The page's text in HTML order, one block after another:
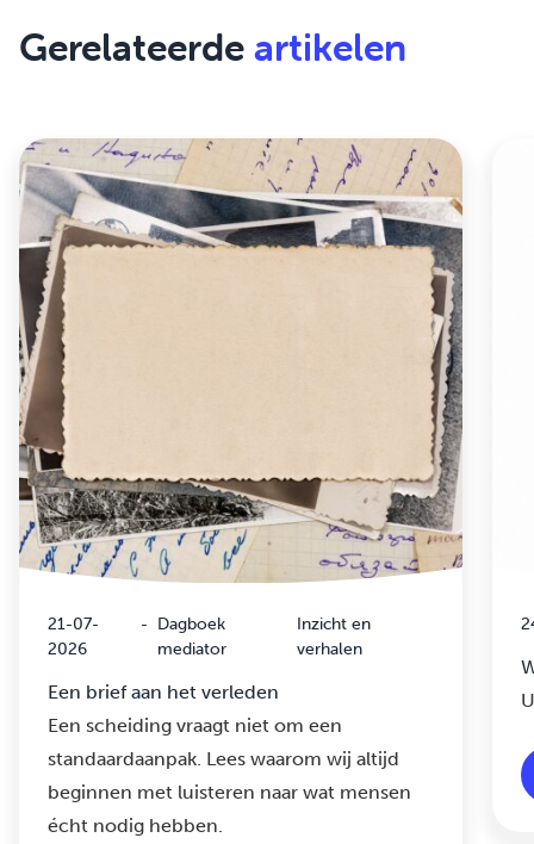
Gerelateerde artikelen
21-07-
2026
- Dagboek
mediator
Inzicht en
verhalen
Een brief aan het verleden
Een scheiding vraagt niet om een
standaardaanpak. Lees waarom wij altijd
beginnen met luisteren naar wat mensen
écht nodig hebben.